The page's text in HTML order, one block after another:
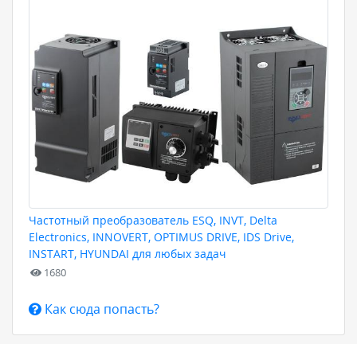
Частотный преобразователь ESQ, INVT, Delta
Electronics, INNOVERT, OPTIMUS DRIVE, IDS Drive,
INSTART, HYUNDAI для любых задач
1680
Как сюда попасть?